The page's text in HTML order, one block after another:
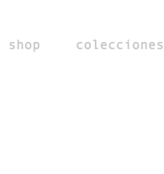
shop colecciones